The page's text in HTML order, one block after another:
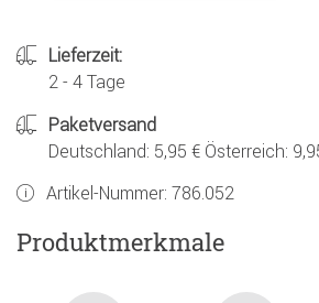
Lieferzeit:
2 - 4 Tage
Paketversand
Deutschland: 5,95 € Österreich:
Artikel-Nummer: 786.052
Produktmerkmale